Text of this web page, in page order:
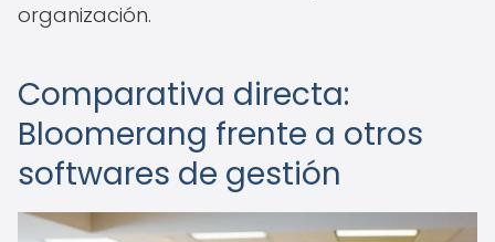
organización.
Comparativa directa:
Bloomerang frente a otros
softwares de gestión